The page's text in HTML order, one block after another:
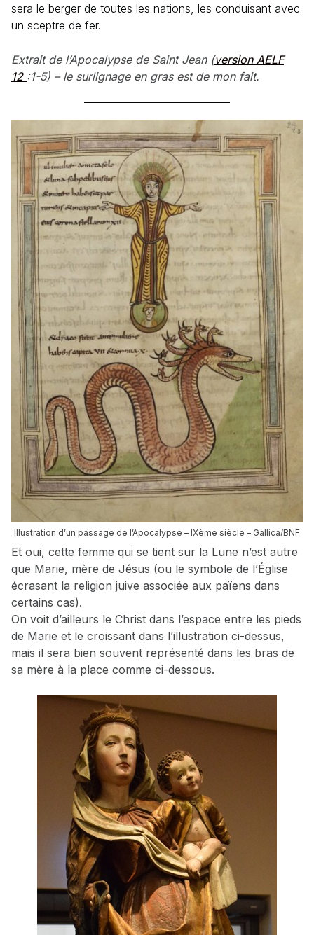
sera le berger de toutes les nations, les conduisant avec
un sceptre de fer.
Extrait de l’Apocalypse de Saint Jean (version AELF
12 :1-5) – le surlignage en gras est de mon fait.
Illustration d’un passage de l’Apocalypse – IXème siècle – Gallica/BNF
Et oui, cette femme qui se tient sur la Lune n’est autre
que Marie, mère de Jésus (ou le symbole de l’Église
écrasant la religion juive associée aux païens dans
certains cas).
On voit d’ailleurs le Christ dans l’espace entre les pieds
de Marie et le croissant dans l’illustration ci-dessus,
mais il sera bien souvent représenté dans les bras de
sa mère à la place comme ci-dessous.